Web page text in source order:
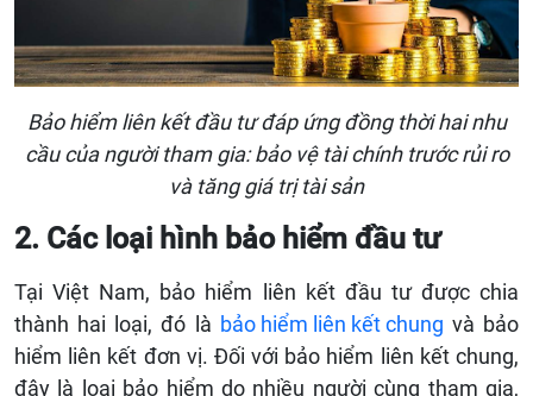
Bảo hiểm liên kết đầu tư đáp ứng đồng thời hai nhu
cầu của người tham gia: bảo vệ tài chính trước rủi ro
và tăng giá trị tài sản
2. Các loại hình bảo hiểm đầu tư
Tại Việt Nam, bảo hiểm liên kết đầu tư được chia
thành hai loại, đó là bảo hiểm liên kết chung và bảo
hiểm liên kết đơn vị. Đối với bảo hiểm liên kết chung,
đây là loại bảo hiểm do nhiều người cùng tham gia,